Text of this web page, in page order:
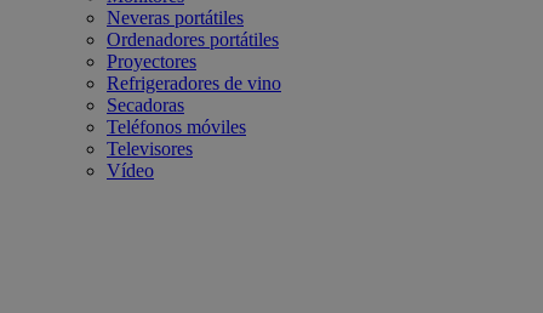
Neveras portátiles
Ordenadores portátiles
Proyectores
Refrigeradores de vino
Secadoras
Teléfonos móviles
Televisores
Vídeo